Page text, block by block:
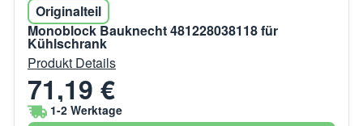
Originalteil
Monoblock Bauknecht 481228038118 für
Kühlschrank
Produkt Details
71,19 €
1-2 Werktage